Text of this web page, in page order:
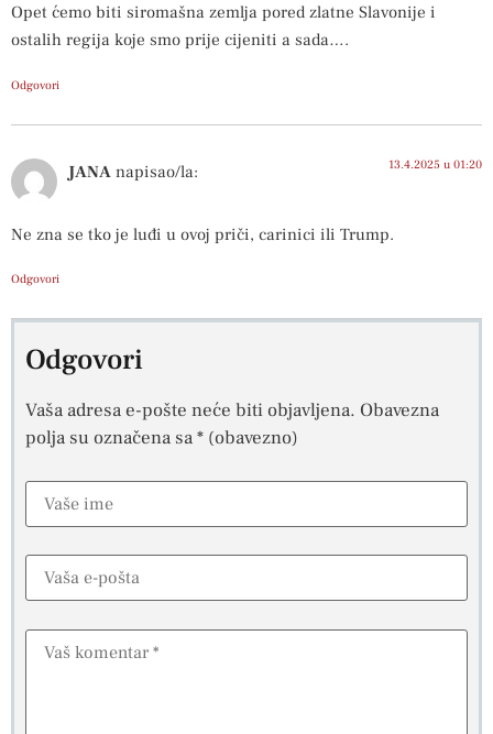
Opet ćemo biti siromašna zemlja pored zlatne Slavonije i
ostalih regija koje smo prije cijeniti a sada….
Odgovori
JANA napisao/la: 13.4.2025 u 01:20
Ne zna se tko je luđi u ovoj priči, carinici ili Trump.
Odgovori
Odgovori
Vaša adresa e-pošte neće biti objavljena. Obavezna
polja su označena sa* (obavezno)